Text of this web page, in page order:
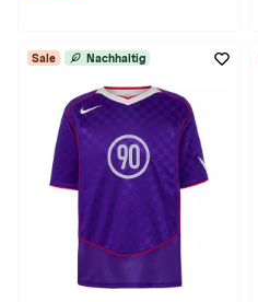
Sale Nachhaltig